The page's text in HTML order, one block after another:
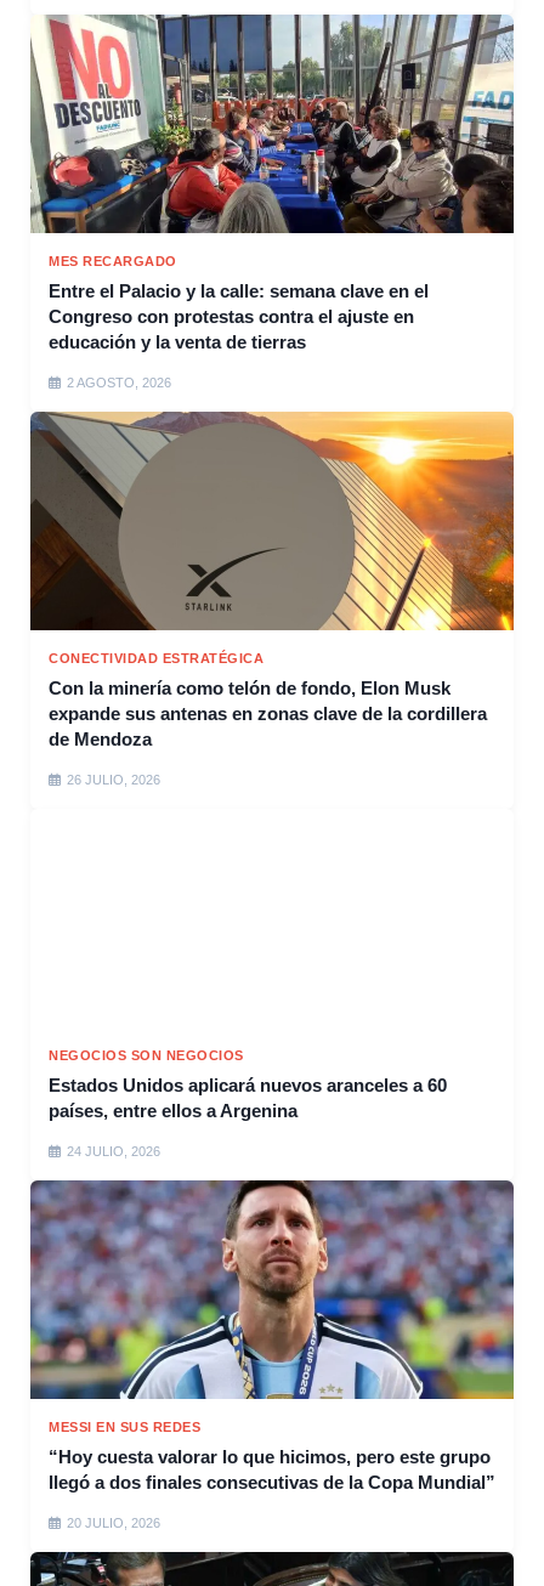
MES RECARGADO
Entre el Palacio y la calle: semana clave en el
Congreso con protestas contra el ajuste en
educación y la venta de tierras
2 AGOSTO, 2026
CONECTIVIDAD ESTRATÉGICA
Con la minería como telón de fondo, Elon Musk
expande sus antenas en zonas clave de la cordillera
de Mendoza
26 JULIO, 2026
NEGOCIOS SON NEGOCIOS
Estados Unidos aplicará nuevos aranceles a 60
países, entre ellos a Argenina
24 JULIO, 2026
MESSI EN SUS REDES
“Hoy cuesta valorar lo que hicimos, pero este grupo
llegó a dos finales consecutivas de la Copa Mundial”
20 JULIO, 2026